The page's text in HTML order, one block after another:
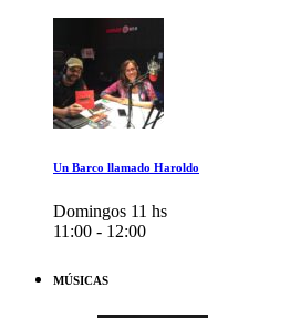
Un Barco llamado Haroldo
Domingos 11 hs
11:00 - 12:00
MÚSICAS